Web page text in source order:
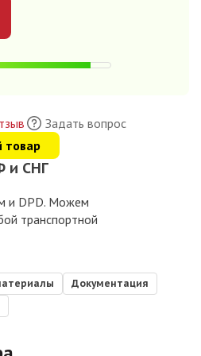
Задать вопрос
товар
и СНГ
и DPD. Можем
транспортной
Документация